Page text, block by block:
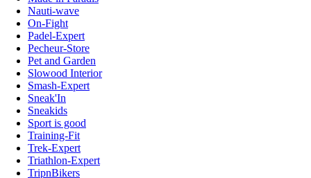
Nauti-wave
On-Fight
Padel-Expert
Pecheur-Store
Pet and Garden
Slowood Interior
Smash-Expert
Sneak'In
Sneakids
Sport is good
Training-Fit
Trek-Expert
Triathlon-Expert
TripnBikers